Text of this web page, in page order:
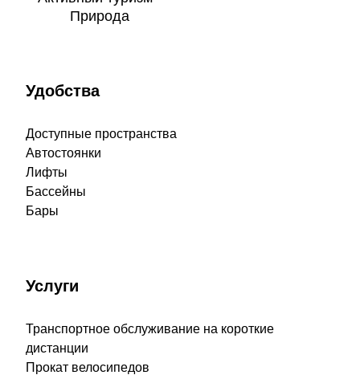
Природа
Удобства
Доступные пространства
Автостоянки
Лифты
Бассейны
Бары
Услуги
Транспортное обслуживание на короткие
дистанции
Прокат велосипедов